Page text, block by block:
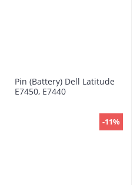
Pin (Battery) Dell Latitude
E7450, E7440
-11%